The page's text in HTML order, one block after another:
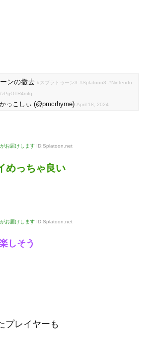
ンの撤去 #スプラトゥーン3 #Splatoon3 #Nintendo
zPgOTR4mfq
っこしぃ (@pmcrhyme) April 18, 2024
お届けします ID:Splatoon.net
めっちゃ良い
お届けします ID:Splatoon.net
しそう
プレイヤーも